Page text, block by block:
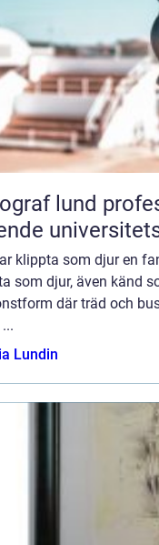
profesjonell fotografering i en
klippta som djur en
som djur, även känd
där träd och
Lundin